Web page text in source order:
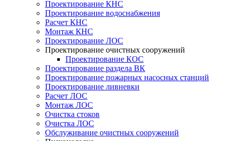
Проектирование КНС
Проектирование водоснабжения
Расчет КНС
Монтаж КНС
Проектирование ЛОС
Проектирование очистных сооружений
Проектирование КОС
Проектирование раздела ВК
Проектирование пожарных насосных станций
Проектирование ливневки
Расчет ЛОС
Монтаж ЛОС
Очистка стоков
Очистка ЛОС
Обслуживание очистных сооружений